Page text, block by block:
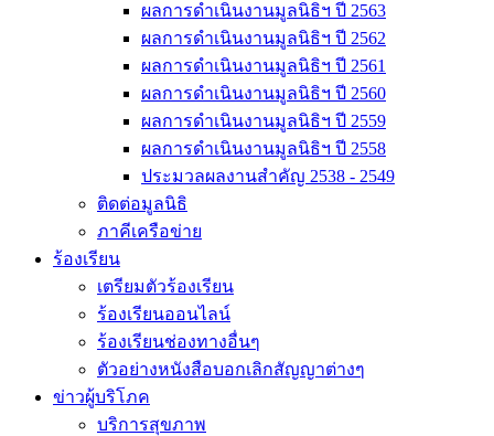
ผลการดำเนินงานมูลนิธิฯ ปี 2563
ผลการดำเนินงานมูลนิธิฯ ปี 2562
ผลการดำเนินงานมูลนิธิฯ ปี 2561
ผลการดำเนินงานมูลนิธิฯ ปี 2560
ผลการดำเนินงานมูลนิธิฯ ปี 2559
ผลการดำเนินงานมูลนิธิฯ ปี 2558
ประมวลผลงานสำคัญ 2538 - 2549
ติดต่อมูลนิธิ
ภาคีเครือข่าย
ร้องเรียน
เตรียมตัวร้องเรียน
ร้องเรียนออนไลน์
ร้องเรียนช่องทางอื่นๆ
ตัวอย่างหนังสือบอกเลิกสัญญาต่างๆ
ข่าวผู้บริโภค
บริการสุขภาพ